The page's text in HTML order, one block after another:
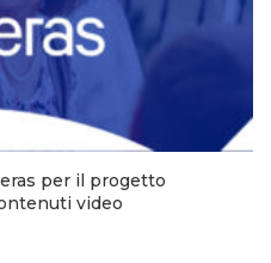
per il progetto
video